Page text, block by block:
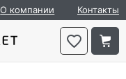
О компании Контакты